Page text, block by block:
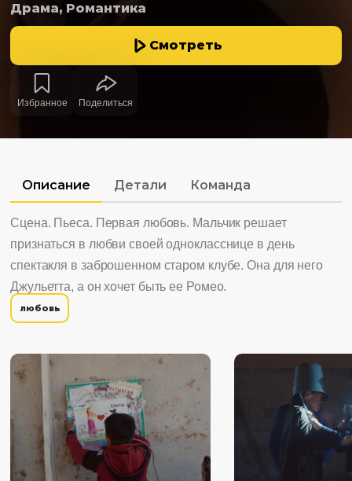
Драма, Романтика
Смотреть
Избранное Поделиться
Описание Детали Команда
Сцена. Пьеса. Первая любовь. Мальчик решает
признаться в любви своей однокласснице в день
спектакля в заброшенном старом клубе. Она для него
Джульетта, а он хочет быть ее Ромео.
любовь